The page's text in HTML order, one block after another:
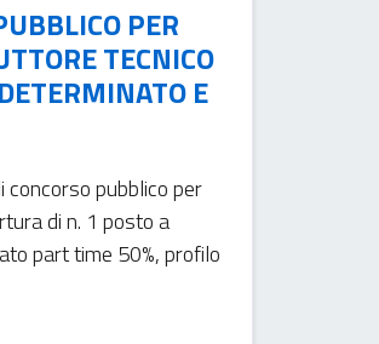
PER
TECNICO
E
concorso pubblico per
di n. 1 posto a
part time 50%, profilo